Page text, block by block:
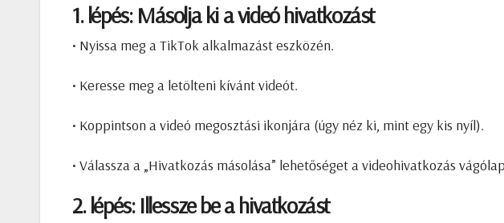
1. lépés: Másolja ki a videó hivatkozást
• Nyissa meg a TikTok alkalmazást eszközén.
• Keresse meg a letölteni kívánt videót.
• Koppintson a videó megosztási ikonjára (úgy néz ki, mint egy kis nyíl).
• Válassza a „Hivatkozás másolása” lehetőséget a videohivatkozás
2. lépés: Illessze be a hivatkozást